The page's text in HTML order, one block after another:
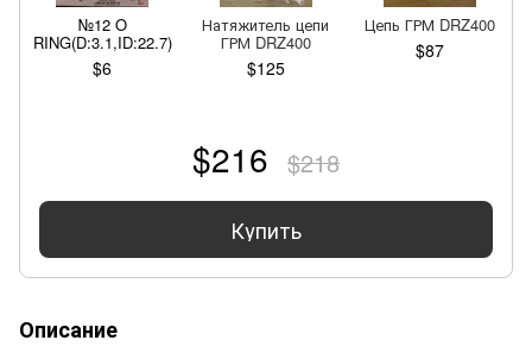
№12 O
RING(D:3.1,ID:22.7)
$6
Натяжитель цепи
ГРМ DRZ400
$125
Цепь ГРМ DRZ400
$87
$216 $218
Купить
Описание